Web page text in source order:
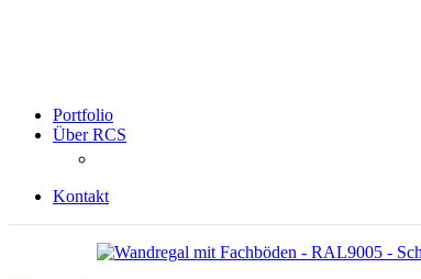
Portfolio
Über RCS
Kontakt